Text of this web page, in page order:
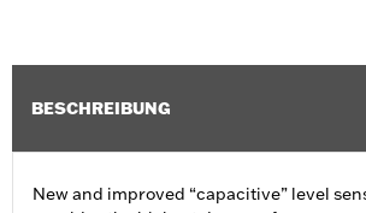
BESCHREIBUNG
New and improved “capacitive” level